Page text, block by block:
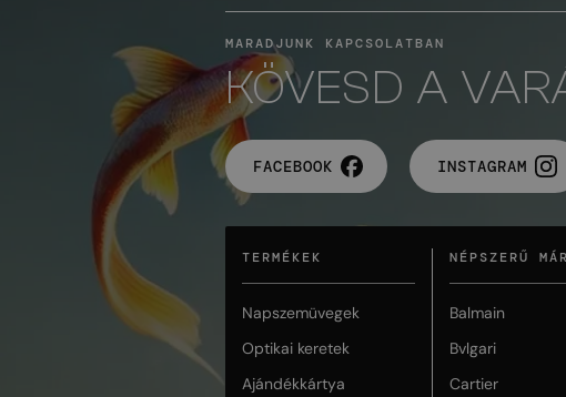
MARADJUNK KAPCSOLATBAN
KÖVESD A
FACEBOOK INSTAGRAM
TERMÉKEK
Napszemüvegek
Optikai keretek
Ajándékkártya
NÉPSZERŰ
Balmain
Bvlgari
Cartier